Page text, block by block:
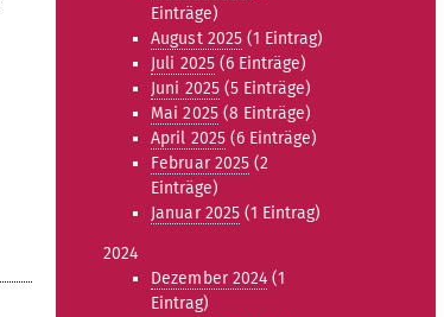
Einträge)
August 2025 (1 Eintrag)
Juli 2025(6 Einträge)
Juni 2025(5 Einträge)
Mai 2025(8 Einträge)
April 2025 (6 Einträge)
Februar 2025 (2
Einträge)
Januar 2025 (1 Eintrag)
2024
Dezember 2024 (1
Eintrag)